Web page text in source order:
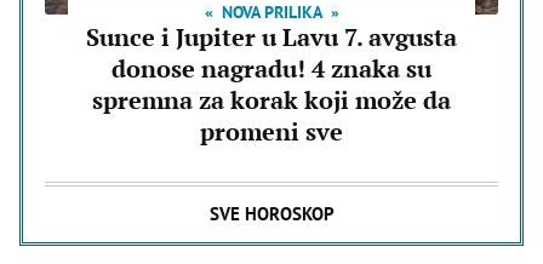
NOVA PRILIKA
Sunce i Jupiter u Lavu 7. avgusta
donose nagradu! 4 znaka su
spremna za korak koji može da
promeni sve
SVE HOROSKOP